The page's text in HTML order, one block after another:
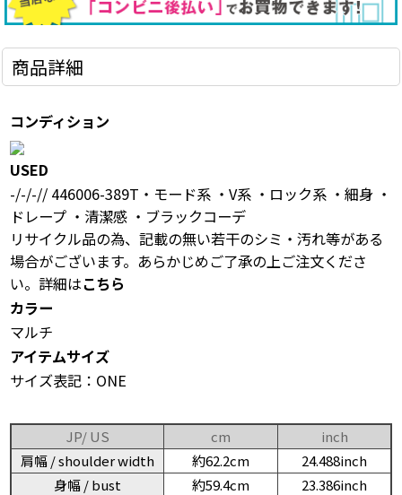
商品詳細
コンディション
USED
-/-/-// 446006-389T・モード系 ・V系 ・ロック系 ・細身 ・
ドレープ ・清潔感 ・ブラックコーデ
リサイクル品の為、記載の無い若干のシミ・汚れ等がある
場合がございます。あらかじめご了承の上ご注文くださ
い。詳細はこちら
カラー
マルチ
アイテムサイズ
サイズ表記：ONE
JP/ US cm
inch
肩幅 / shoulder width
約62.2cm
24.488inch
身幅 / bust
約59.4cm
23.386inch